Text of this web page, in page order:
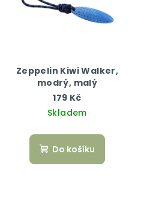
Zeppelin Kiwi Walker,
modrý, malý
179 Kč
Skladem
Do košíku